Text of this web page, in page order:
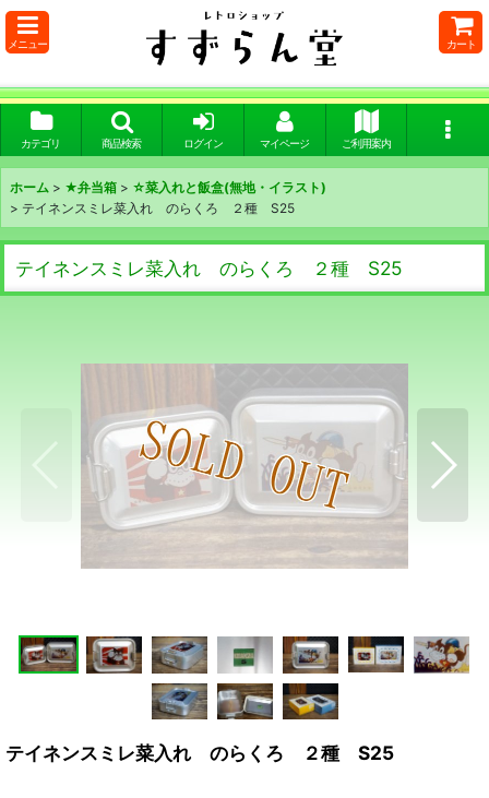
メニュー カート
カテゴリ 商品検索 ログイン マイページ ご利用案内
ホーム > ★弁当箱 > ☆菜入れと飯盒(無地・イラスト)
> テイネンスミレ菜入れ のらくろ ２種 S25
テイネンスミレ菜入れ のらくろ ２種 S25
テイネンスミレ菜入れ のらくろ ２種 S25